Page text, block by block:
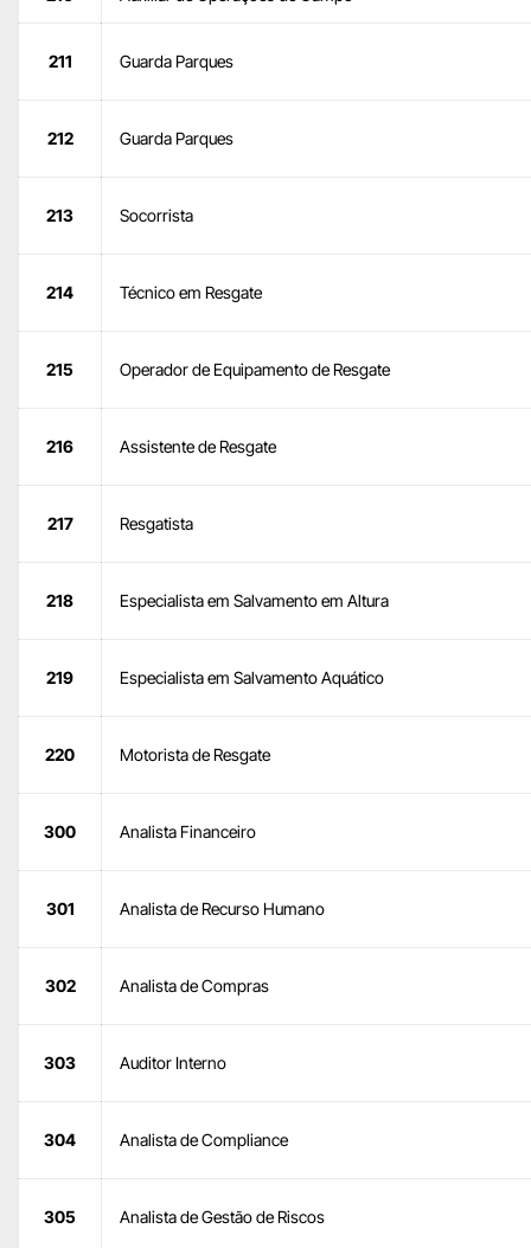
211 Guarda Parques
212 Guarda Parques
213 Socorrista
214 Técnico em Resgate
215 Operador de Equipamento de Resgate
216 Assistente de Resgate
217 Resgatista
218 Especialista em Salvamento em Altura
219 Especialista em Salvamento Aquático
220 Motorista de Resgate
300 Analista Financeiro
301 Analista de Recurso Humano
302 Analista de Compras
303 Auditor Interno
304 Analista de Compliance
305 Analista de Gestão de Riscos